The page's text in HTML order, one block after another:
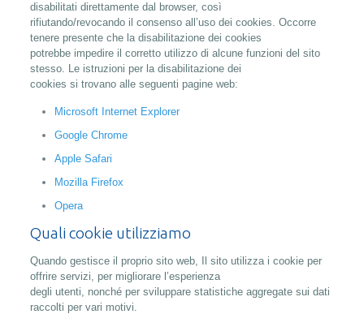
disabilitati direttamente dal browser, così
rifiutando/revocando il consenso all’uso dei cookies. Occorre
tenere presente che la disabilitazione dei cookies
potrebbe impedire il corretto utilizzo di alcune funzioni del sito
stesso. Le istruzioni per la disabilitazione dei
cookies si trovano alle seguenti pagine web:
Microsoft Internet Explorer
Google Chrome
Apple Safari
Mozilla Firefox
Opera
Quali cookie utilizziamo
Quando gestisce il proprio sito web, Il sito utilizza i cookie per
offrire servizi, per migliorare l’esperienza
degli utenti, nonché per sviluppare statistiche aggregate sui dati
raccolti per vari motivi.